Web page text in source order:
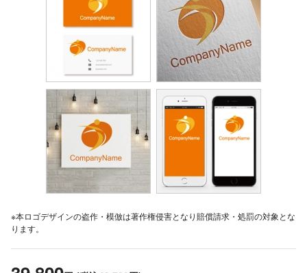
※本ロゴデザインの盗作・模倣は著作権侵害となり賠償請求・処罰の対象とな
ります。